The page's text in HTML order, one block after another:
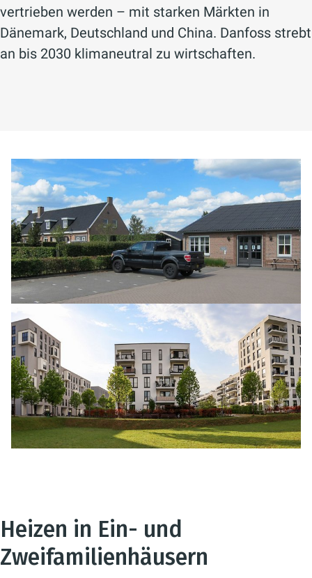
vertrieben werden – mit starken Märkten in
Dänemark, Deutschland und China. Danfoss strebt
an bis 2030 klimaneutral zu wirtschaften.
Heizen in Ein- und
Zweifamilienhäusern